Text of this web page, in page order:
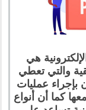
هي
والتي تعطي
بإجراء عمليات
كما أن أنواع